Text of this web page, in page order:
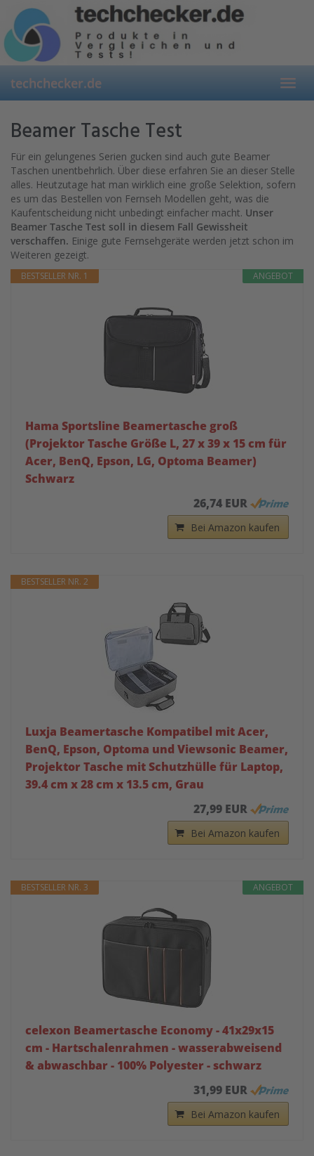
main
content
techchecker.de
Beamer Tasche Test
Für ein gelungenes Serien gucken sind auch gute Beamer
Taschen unentbehrlich. Über diese erfahren Sie an dieser Stelle
alles. Heutzutage hat man wirklich eine große Selektion, sofern
es um das Bestellen von Fernseh Modellen geht, was die
Kaufentscheidung nicht unbedingt einfacher macht. Unser
Beamer Tasche Test soll in diesem Fall Gewissheit
verschaffen. Einige gute Fernsehgeräte werden jetzt schon im
Weiteren gezeigt.
ANGEBOT
BESTSELLER NR. 1
Hama Sportsline Beamertasche groß
(Projektor Tasche Größe L, 27 x 39 x 15 cm für
Acer, BenQ, Epson, LG, Optoma Beamer)
Schwarz
26,74 EUR
Bei Amazon kaufen
BESTSELLER NR. 2
Luxja Beamertasche Kompatibel mit Acer,
BenQ, Epson, Optoma und Viewsonic Beamer,
Projektor Tasche mit Schutzhülle für Laptop,
39.4 cm x 28 cm x 13.5 cm, Grau
27,99 EUR
Bei Amazon kaufen
ANGEBOT
BESTSELLER NR. 3
celexon Beamertasche Economy - 41x29x15
cm - Hartschalenrahmen - wasserabweisend
& abwaschbar - 100% Polyester - schwarz
31,99 EUR
Bei Amazon kaufen